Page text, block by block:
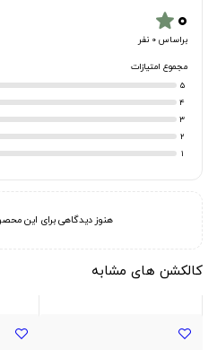
۰star
براساس 0 نفر
مجموع امتیازات
5
4
3
2
1
هنوز دیدگاهی برای این
کالکشن های مشابه